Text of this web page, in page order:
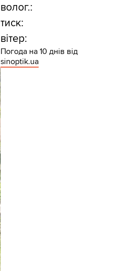
волог.:
тиск:
вітер:
Погода на 10 днів від
sinoptik.ua